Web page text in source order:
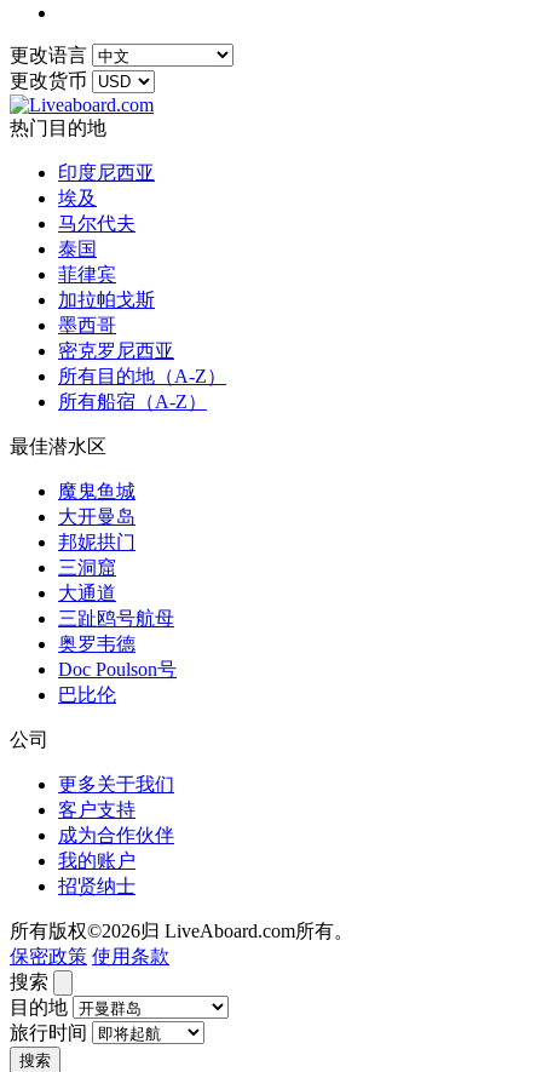
更改语言
更改货币
热门目的地
印度尼西亚
埃及
马尔代夫
泰国
菲律宾
加拉帕戈斯
墨西哥
密克罗尼西亚
所有目的地（A-Z）
所有船宿（A-Z）
最佳潜水区
魔鬼鱼城
大开曼岛
邦妮拱门
三洞窟
大通道
三趾鸥号航母
奥罗韦德
Doc Poulson号
巴比伦
公司
更多关于我们
客户支持
成为合作伙伴
我的账户
招贤纳士
所有版权©2026归 LiveAboard.com所有。
保密政策 使用条款
搜索
目的地
旅行时间
搜索